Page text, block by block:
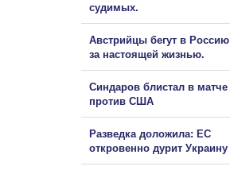
судимых.
Австрийцы бегут в Россию
за настоящей жизнью.
Синдаров блистал в матче
против США
Разведка доложила: ЕС
откровенно дурит Украину